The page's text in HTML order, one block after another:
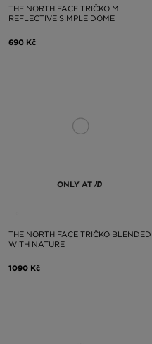
THE NORTH FACE TRIČKO M
REFLECTIVE SIMPLE DOME
690 Kč
ONLY AT
THE NORTH FACE TRIČKO BLENDED
WITH NATURE
1090 Kč